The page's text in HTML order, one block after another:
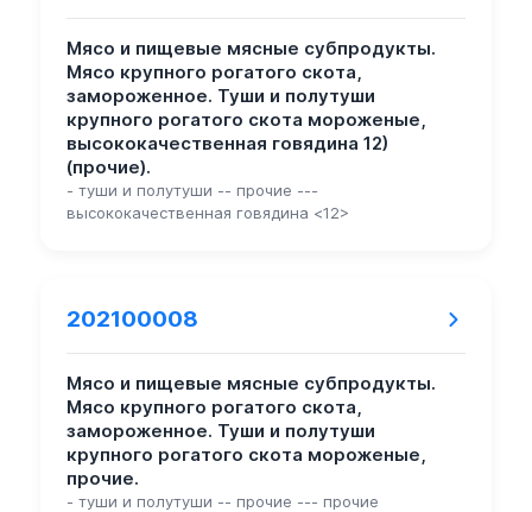
Мясо и пищевые мясные субпродукты.
Мясо крупного рогатого скота,
замороженное. Туши и полутуши
крупного рогатого скота мороженые,
высококачественная говядина 12)
(прочие).
- туши и полутуши -- прочие ---
высококачественная говядина <12>
202100008
Мясо и пищевые мясные субпродукты.
Мясо крупного рогатого скота,
замороженное. Туши и полутуши
крупного рогатого скота мороженые,
прочие.
- туши и полутуши -- прочие --- прочие